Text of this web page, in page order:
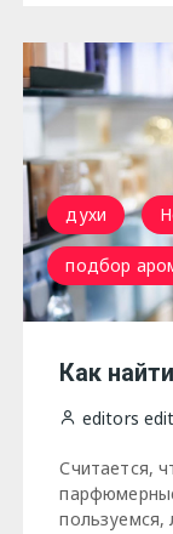
духи
подбор
Как
editors
Считается,
пользуемся,